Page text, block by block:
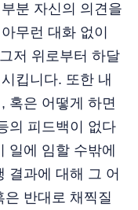
분 자신의 의견을
무런 대화 없이
저 위로부터 하달
킵니다. 또한 내
혹은 어떻게 하면
의 피드백이 없다
일에 임할 수밖에
결과에 대해 그 어
반대로 채찍질